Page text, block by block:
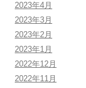
2023年4月
2023年3月
2023年2月
2023年1月
2022年12月
2022年11月